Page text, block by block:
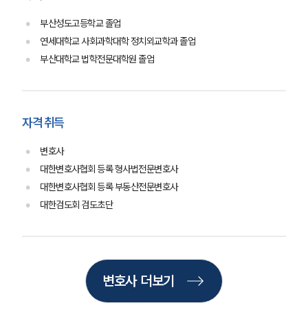
업무분야
법률 블로그
법률서식
뉴스레터/브로슈어
세미나
부산성도고등학교 졸업
연세대학교 사회과학대학 정치외교학과 졸업
부산대학교 법학전문대학원 졸업
자격 취득
변호사
대한변호사협회 등록 형사법전문변호사
대한변호사협회 등록 부동산전문변호사
대한검도회 검도초단
변호사 더보기